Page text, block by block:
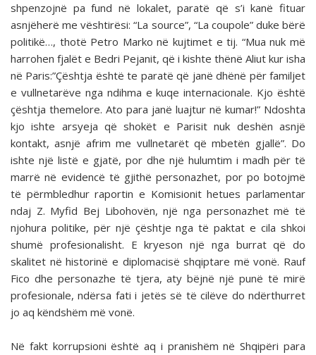
shpenzojnë pa fund në lokalet, paratë që s’i kanë fituar
asnjëherë me vështirësi: “La source”, “La coupole” duke bërë
politikë…, thotë Petro Marko në kujtimet e tij. “Mua nuk më
harrohen fjalët e Bedri Pejanit, që i kishte thënë Aliut kur isha
në Paris:”Çështja është te paratë që janë dhënë për familjet
e vullnetarëve nga ndihma e kuqe internacionale. Kjo është
çështja themelore. Ato para janë luajtur në kumar!” Ndoshta
kjo ishte arsyeja që shokët e Parisit nuk deshën asnjë
kontakt, asnjë afrim me vullnetarët që mbetën gjallë”. Do
ishte një listë e gjatë, por dhe një hulumtim i madh për të
marrë në evidencë të gjithë personazhet, por po botojmë
të përmbledhur raportin e Komisionit hetues parlamentar
ndaj Z. Myfid Bej Libohovën, një nga personazhet më të
njohura politike, për një çështje nga të paktat e cila shkoi
shumë profesionalisht. E kryeson një nga burrat që do
skalitet në historinë e diplomacisë shqiptare më vonë. Rauf
Fico dhe personazhe të tjera, aty bëjnë një punë të mirë
profesionale, ndërsa fati i jetës së të cilëve do ndërthurret
jo aq këndshëm më vonë.
Në fakt korrupsioni është aq i pranishëm në Shqipëri para